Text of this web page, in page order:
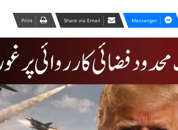
Messenger
Share via Email
Print